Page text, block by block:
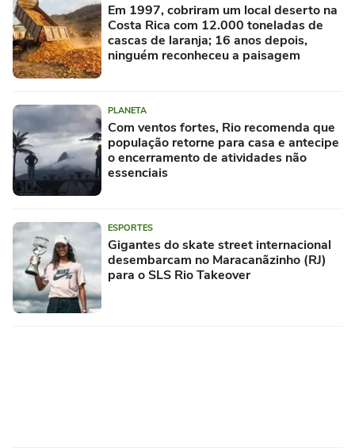
Em 1997, cobriram um local deserto na
Costa Rica com 12.000 toneladas de
cascas de laranja; 16 anos depois,
ninguém reconheceu a paisagem
PLANETA
Com ventos fortes, Rio recomenda que
população retorne para casa e antecipe
o encerramento de atividades não
essenciais
ESPORTES
Gigantes do skate street internacional
desembarcam no Maracanãzinho (RJ)
para o SLS Rio Takeover